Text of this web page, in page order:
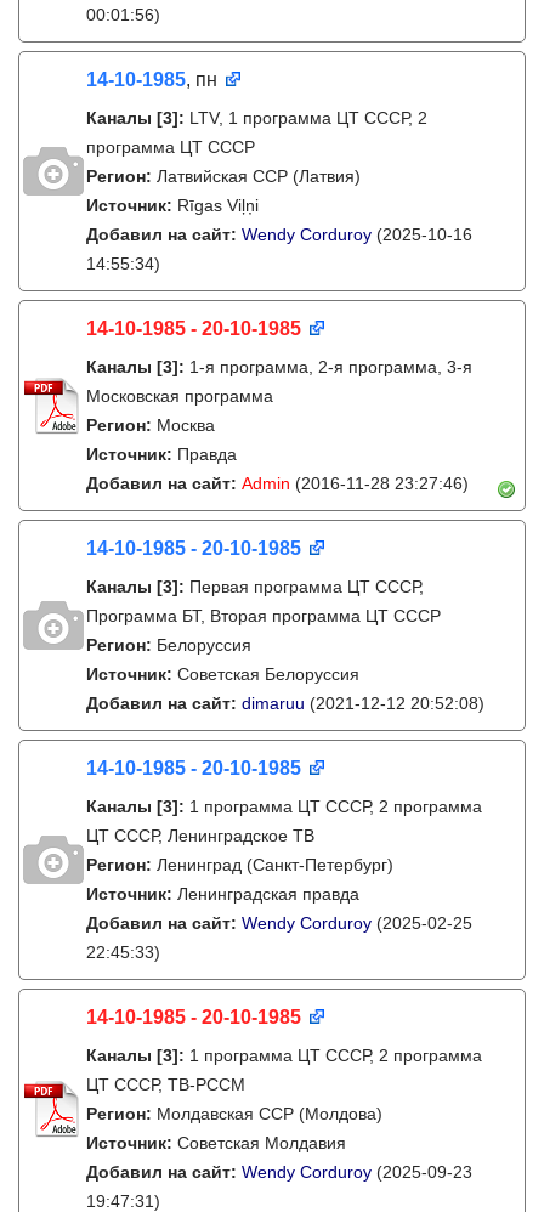
00:01:56)
14-10-1985, пн
Каналы [3]: LTV, 1 программа ЦТ СССР, 2
программа ЦТ СССР
Регион: Латвийская ССР (Латвия)
Источник: Rīgas Viļņi
Добавил на сайт: Wendy Corduroy (2025-10-16
14:55:34)
14-10-1985 - 20-10-1985
Каналы [3]: 1-я программа, 2-я программа, 3-я
Московская программа
Регион: Москва
Источник: Правда
Добавил на сайт: Admin (2016-11-28 23:27:46)
14-10-1985 - 20-10-1985
Каналы [3]: Первая программа ЦТ СССР,
Программа БТ, Вторая программа ЦТ СССР
Регион: Белоруссия
Источник: Советская Белоруссия
Добавил на сайт: dimaruu (2021-12-12 20:52:08)
14-10-1985 - 20-10-1985
Каналы [3]: 1 программа ЦТ СССР, 2 программа
ЦТ СССР, Ленинградское ТВ
Регион: Ленинград (Санкт-Петербург)
Источник: Ленинградская правда
Добавил на сайт: Wendy Corduroy (2025-02-25
22:45:33)
14-10-1985 - 20-10-1985
Каналы [3]: 1 программа ЦТ СССР, 2 программа
ЦТ СССР, ТВ-РССМ
Регион: Молдавская ССР (Молдова)
Источник: Советская Молдавия
Добавил на сайт: Wendy Corduroy (2025-09-23
19:47:31)